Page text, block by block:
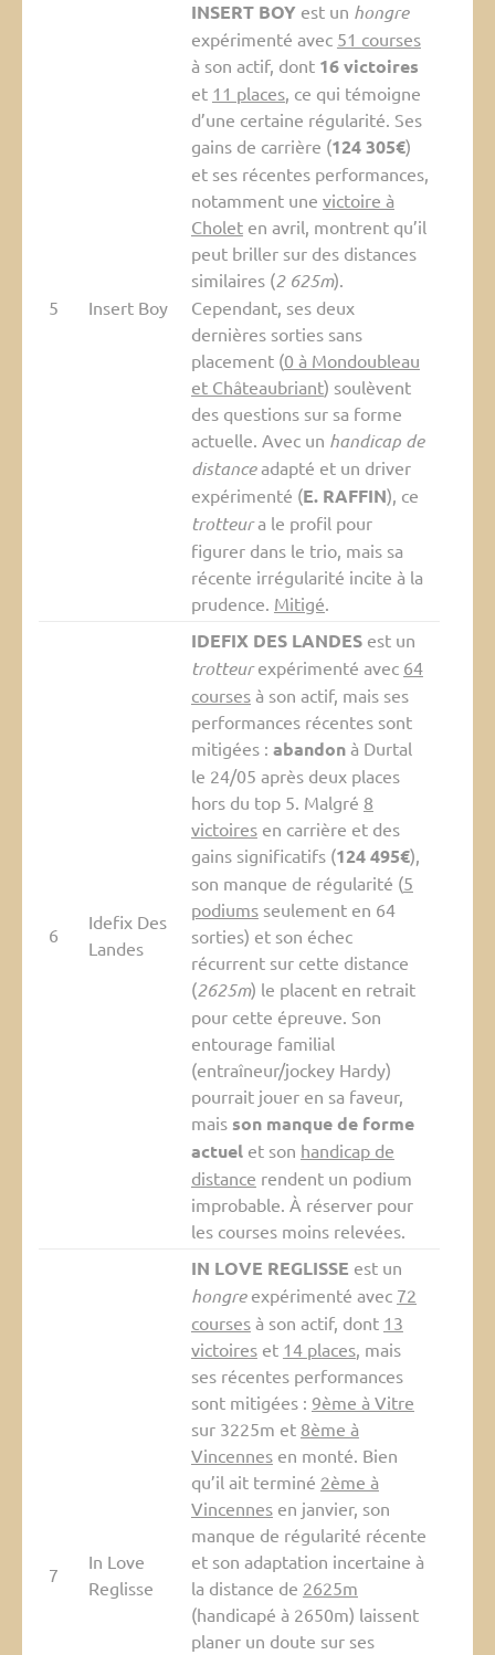
5 Insert Boy
INSERT BOYest un hongre
expérimenté avec 51 courses
à son actif, dont 16 victoires
et 11 places, ce qui témoigne
d’une certaine régularité. Ses
gains de carrière (124 305€)
et ses récentes performances,
notamment une victoire à
Choleten avril, montrent qu’il
peut briller sur des distances
similaires (2 625m).
Cependant, ses deux
dernières sorties sans
placement (0 à Mondoubleau
et Châteaubriant) soulèvent
des questions sur sa forme
actuelle. Avec un handicap de
distanceadapté et un driver
expérimenté (E. RAFFIN), ce
trotteura le profil pour
figurer dans le trio, mais sa
récente irrégularité incite à la
prudence. Mitigé.
6
Idefix Des
Landes
IDEFIX DES LANDESest un
trotteurexpérimenté avec 64
coursesà son actif, mais ses
performances récentes sont
mitigées : abandonà Durtal
le 24/05 après deux places
hors du top 5. Malgré 8
victoiresen carrière et des
gains significatifs (124 495€),
son manque de régularité (5
podiumsseulement en 64
sorties) et son échec
récurrent sur cette distance
(2625m) le placent en retrait
pour cette épreuve. Son
entourage familial
(entraîneur/jockey Hardy)
pourrait jouer en sa faveur,
mais son manque de forme
actuelet son handicap de
distance rendent un podium
improbable. À réserver pour
les courses moins relevées.
7
In Love
Reglisse
IN LOVE REGLISSE est un
hongreexpérimenté avec 72
coursesà son actif, dont 13
victoireset 14 places, mais
ses récentes performances
sont mitigées : 9ème à Vitre
sur 3225m et 8ème à
Vincennesen monté. Bien
qu’il ait terminé 2ème à
Vincennesen janvier, son
manque de régularité récente
et son adaptation incertaine à
la distance de 2625m
(handicapé à 2650m) laissent
planer un doute sur ses